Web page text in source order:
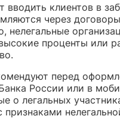
вводить клиентов в
через
нелегальные
проценты или
перед
России или в
о легальных